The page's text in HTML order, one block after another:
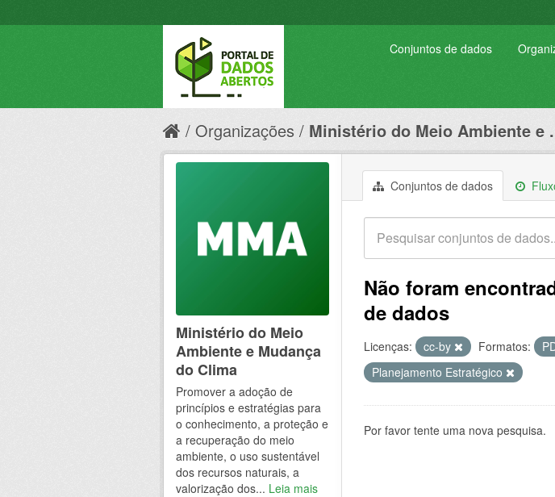
Conjuntos de dados
Organizações Ministério do Meio Ambiente e
Conjuntos de dados
Não foram
de dados
Licenças: cc-by Formatos:
Planejamento Estratégico
Por favor tente uma nova pesquisa.
Ministério do Meio
Ambiente e Mudança
do Clima
Promover a adoção de
princípios e estratégias para
o conhecimento, a proteção e
a recuperação do meio
ambiente, o uso sustentável
dos recursos naturais, a
valorização dos... Leia mais